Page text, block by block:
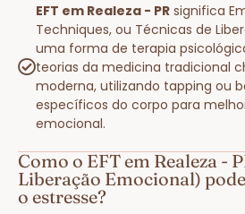
EFT em Realeza - PR significa
Techniques, ou Técnicas de
uma forma de terapia
teorias da medicina tradicional
moderna, utilizando tapping ou
específicos do corpo para
emocional.
Como o EFT em Realeza -
Liberação Emocional)
o estresse?